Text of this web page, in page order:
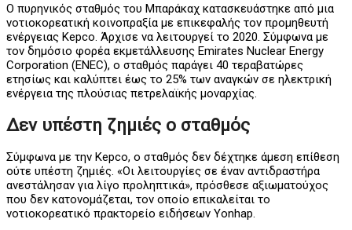
Ο πυρηνικός σταθμός του Μπαράκαχ κατασκευάστηκε από μια
νοτιοκορεατική κοινοπραξία με επικεφαλής τον προμηθευτή
ενέργειας Kepco. Άρχισε να λειτουργεί το 2020. Σύμφωνα με
τον δημόσιο φορέα εκμετάλλευσης Emirates Nuclear Energy
Corporation (ENEC), ο σταθμός παράγει 40 τεραβατώρες
ετησίως και καλύπτει έως το 25% των αναγκών σε ηλεκτρική
ενέργεια της πλούσιας πετρελαϊκής μοναρχίας.
Δεν υπέστη ζημιές ο σταθμός
Σύμφωνα με την Kepco, ο σταθμός δεν δέχτηκε άμεση επίθεση
ούτε υπέστη ζημιές. «Οι λειτουργίες σε έναν αντιδραστήρα
ανεστάλησαν για λίγο προληπτικά», πρόσθεσε αξιωματούχος
που δεν κατονομάζεται, τον οποίο επικαλείται το
νοτιοκορεατικό πρακτορείο ειδήσεων Yonhap.